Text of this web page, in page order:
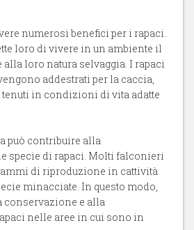
numerosi benefici per i rapaci.
loro di vivere in un ambiente il
loro natura selvaggia. I rapaci
addestrati per la caccia,
in condizioni di vita adatte
può contribuire alla
specie di rapaci. Molti falconieri
di riproduzione in cattività
minacciate. In questo modo,
e alla
nelle aree in cui sono in